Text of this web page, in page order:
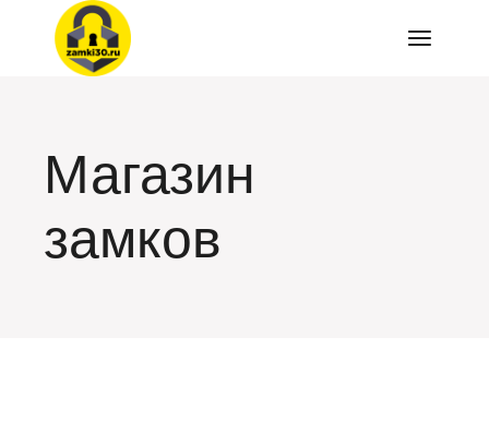
Перейти
содержимому
Магазин
замков